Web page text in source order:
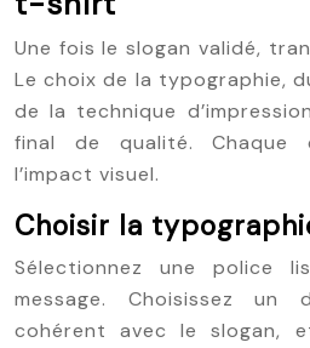
Une fois le slogan validé,
Le choix de la typographie,
de la technique
final de qualité. Chaque
l’impact visuel.
Choisir la
Sélectionnez une police
message. Choisissez
cohérent avec le slogan,